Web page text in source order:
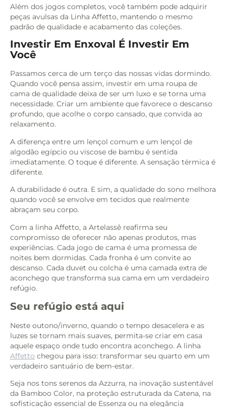
Além dos jogos completos, você também pode adquirir
peças avulsas da Linha Affetto, mantendo o mesmo
padrão de qualidade e acabamento das coleções.
Investir Em Enxoval É Investir Em
Você
Passamos cerca de um terço das nossas vidas dormindo.
Quando você pensa assim, investir em uma roupa de
cama de qualidade deixa de ser um luxo e se torna uma
necessidade. Criar um ambiente que favorece o descanso
profundo, que acolhe o corpo cansado, que convida ao
relaxamento.
A diferença entre um lençol comum e um lençol de
algodão egípcio ou viscose de bambu é sentida
imediatamente. O toque é diferente. A sensação térmica é
diferente.
A durabilidade é outra. E sim, a qualidade do sono melhora
quando você se envolve em tecidos que realmente
abraçam seu corpo.
Com a linha Affetto, a Artelassê reafirma seu
compromisso de oferecer não apenas produtos, mas
experiências. Cada jogo de cama é uma promessa de
noites bem dormidas. Cada fronha é um convite ao
descanso. Cada duvet ou colcha é uma camada extra de
aconchego que transforma sua cama em um verdadeiro
refúgio.
Seu refúgio está aqui
Neste outono/inverno, quando o tempo desacelera e as
luzes se tornam mais suaves, permita-se criar em casa
aquele espaço onde tudo encontra aconchego. A linha
Affetto chegou para isso: transformar seu quarto em um
verdadeiro santuário de bem-estar.
Seja nos tons serenos da Azzurra, na inovação sustentável
da Bamboo Color, na proteção estruturada da Catena, na
sofisticação essencial de Essenza ou na elegância